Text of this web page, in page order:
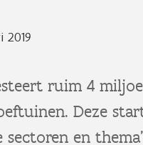
2019
ruim 4
Deze
en